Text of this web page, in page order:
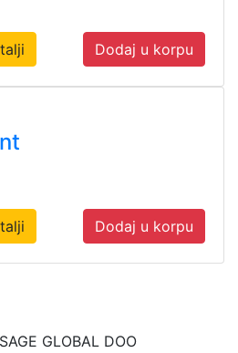
Dodaj u korpu
Dodaj u korpu
GLOBAL DOO